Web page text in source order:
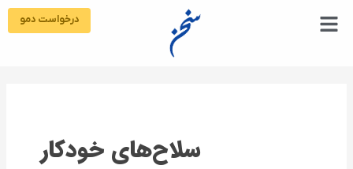
درخواست دمو
سلاح‌های خودکار